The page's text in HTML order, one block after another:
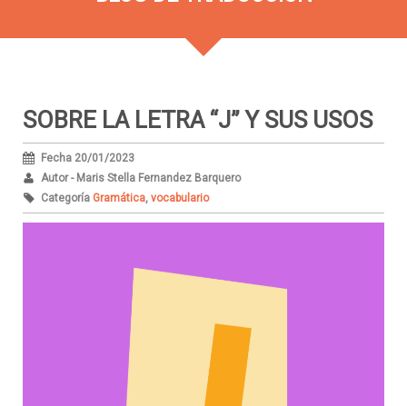
SOBRE LA LETRA “J” Y SUS USOS
Fecha 20/01/2023
Autor - Maris Stella Fernandez Barquero
Categoría Gramática, vocabulario